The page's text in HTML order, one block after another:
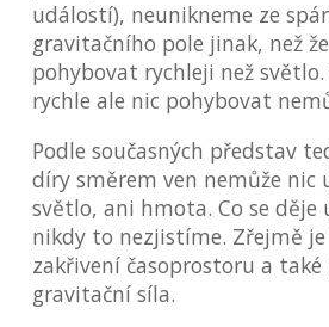
událostí), neunikneme ze
gravitačního pole jinak, než
pohybovat rychleji než
rychle ale nic pohybovat
Podle současných představ
díry směrem ven nemůže nic
světlo, ani hmota. Co se děje
nikdy to nezjistíme. Zřejmě
zakřivení časoprostoru a také
gravitační síla.